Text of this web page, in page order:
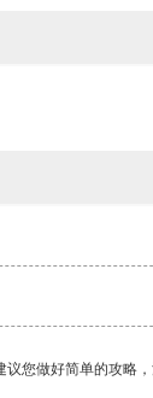
您做好简单的攻略